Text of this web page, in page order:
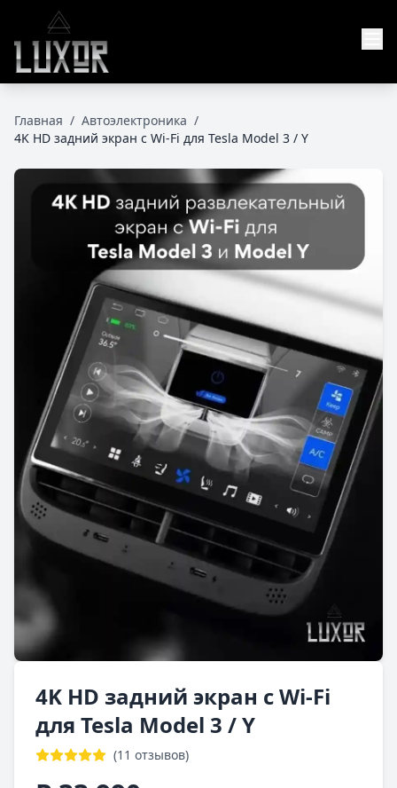
Главная / Автоэлектроника /
4K HD задний экран с Wi-Fi для Tesla Model 3 / Y
4K HD задний экран с Wi-Fi
для Tesla Model 3 / Y
(11 отзывов)